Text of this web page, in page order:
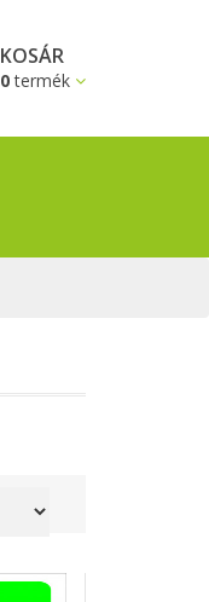
KOSÁR
0termék